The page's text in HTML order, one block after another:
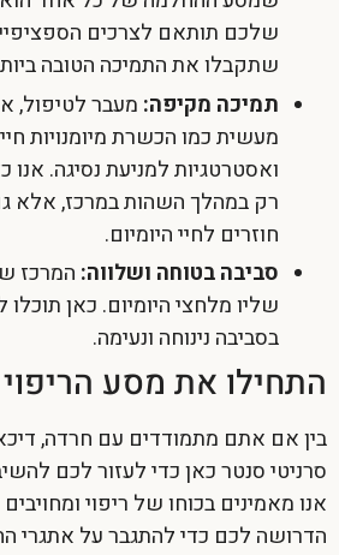
שלכם תותאם לצרכים
שתקבלו את התמיכה הטובה
תמיכה מקיפה: מעבר לטיפול,
מעשית כמו הכשרת מיומנויות
ואסטרטגיות למניעת נסיגה. אנו
רק במהלך השהות במרכז, אלא
חוזרים לחיי היומיום.
סביבה בטוחה ושלווה: המרכז
שליו מלחצי היומיום. כאן
בסביבה נינוחה ונעימה.
התחילו את מסע
בין אם אתם מתמודדים עם חרדה,
סרניטי סנטר כאן כדי לעזור לכם
אנו מאמינים בכוחו של ריפוי
הדרושה לכם כדי להתגבר על אתגרי